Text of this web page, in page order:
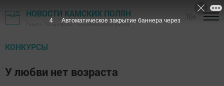
НОВОСТИ КАМСКИХ ПОЛЯН
Газета "Посинформ" - Нижнекамский район
КОНКУРСЫ
У любви нет возраста
3 Автоматическое закрытие баннера через